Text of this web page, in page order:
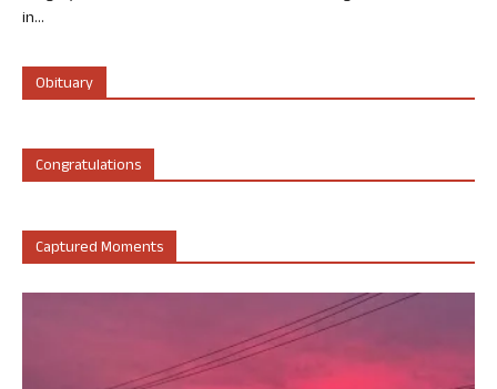
in...
Obituary
Congratulations
Captured Moments